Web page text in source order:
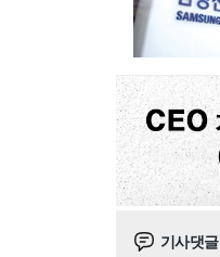
기사댓글